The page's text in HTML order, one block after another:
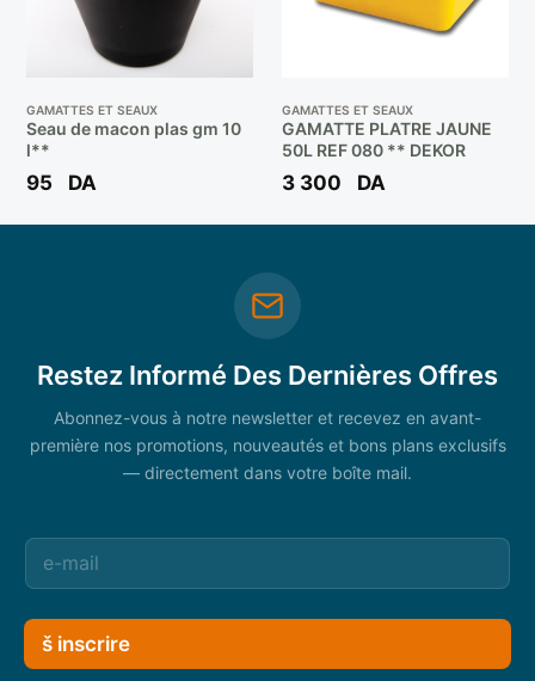
GAMATTES ET SEAUX
Seau de macon plas gm 10
l**
95 DA
GAMATTES ET SEAUX
GAMATTE PLATRE JAUNE
50L REF 080 ** DEKOR
3 300 DA
Restez Informé Des Dernières Offres
Abonnez-vous à notre newsletter et recevez en avant-
première nos promotions, nouveautés et bons plans exclusifs
— directement dans votre boîte mail.
š inscrire